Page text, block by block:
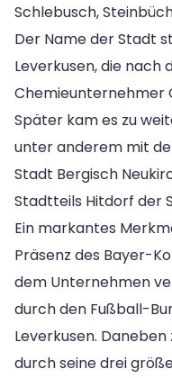
Schlebusch,
Der Name der Stadt
Leverkusen, die nach
Chemieunternehmer
Später kam es zu
unter anderem mit
Stadt Bergisch
Stadtteils Hitdorf der
Ein markantes
Präsenz des Bayer-
dem Unternehmen
durch den Fußball-
Leverkusen.
durch seine drei